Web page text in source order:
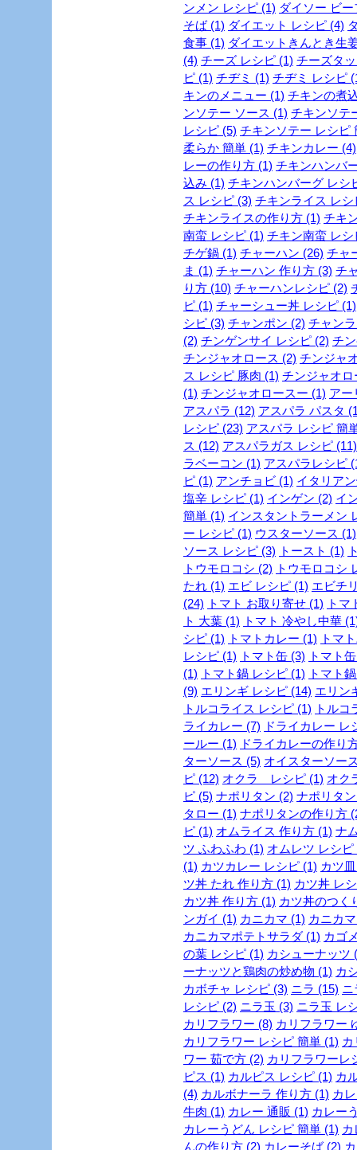
ンメン レシピ (1) ダイソー ビ
そば (1) ダイエット レシピ (4)
食事 (1) ダイエットきんとき生
(4) チーズ レシピ (1) チーズタ
ピ (1) チヂミ (1) チヂミ レシピ
キンのメニュー (1) チキンの煮
ンソテー ソース (1) チキンソテ
レシピ (5) チキンソテー レシピ
柔らか 簡単 (1) チキンカレー (4)
レーの作り方 (1) チキンハンバ
込み (1) チキンハンバーグ レシ
ス レシピ (3) チキンライス レシ
チキンライスの作り方 (1) チキ
南蛮 レシピ (1) チキン南蛮 レシ
チゲ鍋 (1) チャーハン (26) チャ
ま (1) チャーハン 作り方 (3) チ
り方 (10) チャーハンレシピ (2)
ピ (1) チャーシュー丼 レシピ (1)
シピ (3) チャンポン (2) チャン
(2) チンゲンサイ レシピ (2) チ
チンジャオロース (2) チンジャ
ス レシピ 豚肉 (1) チンジャオ
(1) チンジャオロースー (1) アー
アスパラ (12) アスパラ パスタ
レシピ (23) アスパラ レシピ 簡
ス (12) アスパラガス レシピ (11)
ラベーコン (1) アスパラレシピ
ピ (1) アンチョビ (1) イタリア
塩辛 レシピ (1) インゲン (2) イ
簡単 (1) インスタントラーメン
ー レシピ (1) ウスターソース (1)
ソース レシピ (3) トースト (1)
トウモロコシ (2) トウモロコシ
たれ (1) エビ レシピ (1) エビチ
(24) トマト お取り寄せ (1) トマ
ト 大葉 (1) トマト 冷やし中華
シピ (1) トマトカレー (1) トマ
レシピ (1) トマト缶 (3) トマト
(1) トマト鍋 レシピ (1) トマト
(9) エリンギ レシピ (14) エリン
トルコライス レシピ (1) トルコ
ライカレー (7) ドライカレー レ
ールー (1) ドライカレーの作り
ターソース (5) オイスターソー
ピ (12) オクラ レシピ (1) オク
ピ (5) ナポリタン (2) ナポリタ
タロー (1) ナポリタンの作り方
ピ (1) オムライス 作り方 (1) ナ
ツ ふわふわ (1) オムレツ レシピ
(1) カツカレー レシピ (1) カツ
ツ丼 たれ 作り方 (1) カツ丼 レ
カツ丼 作り方 (1) カツ丼のつく
ンガイ (1) カニカマ (1) カニカ
カニカマポテトサラダ (1) カゴ
の葉 レシピ (1) カシューナッツ
ーナッツと鶏肉の炒め物 (1) カ
カボチャ レシピ (3) ニラ (15) ニ
レシピ (2) ニラ玉 (3) ニラ玉 レ
カリフラワー (8) カリフラワー
カリフラワー レシピ 簡単 (1)
ワー 茹で方 (2) カリフラワーレ
ピス (1) カルピス レシピ (1) カ
(4) カルボナーラ 作り方 (1) カ
牛肉 (1) カレー 通販 (1) カレー
カレーうどん レシピ 簡単 (1)
んの作り方 (2) カレーそば (2)